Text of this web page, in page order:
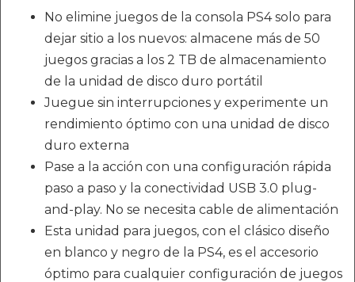
No elimine juegos de la consola PS4 solo para
dejar sitio a los nuevos: almacene más de 50
juegos gracias a los 2 TB de almacenamiento
de la unidad de disco duro portátil
Juegue sin interrupciones y experimente un
rendimiento óptimo con una unidad de disco
duro externa
Pase a la acción con una configuración rápida
paso a paso y la conectividad USB 3.0 plug-
and-play. No se necesita cable de alimentación
Esta unidad para juegos, con el clásico diseño
en blanco y negro de la PS4, es el accesorio
óptimo para cualquier configuración de juegos